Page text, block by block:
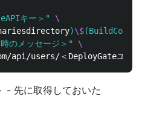
キー＞"
\
)\$
のメッセージ＞" \
- 先に取得しておいた